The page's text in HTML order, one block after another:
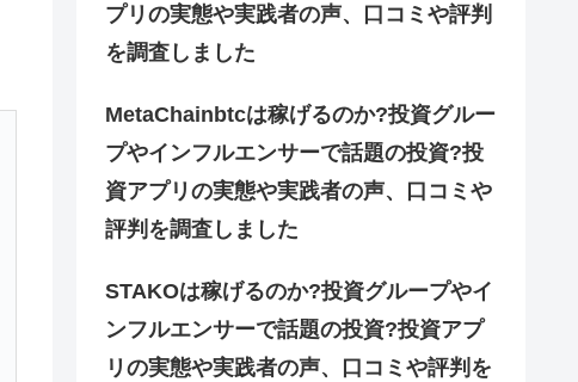
プリの実態や実践者の声、口コミや評判
を調査しました
MetaChainbtcは稼げるのか?投資グルー
プやインフルエンサーで話題の投資?投
資アプリの実態や実践者の声、口コミや
評判を調査しました
STAKOは稼げるのか?投資グループやイ
ンフルエンサーで話題の投資?投資アプ
リの実態や実践者の声、口コミや評判を